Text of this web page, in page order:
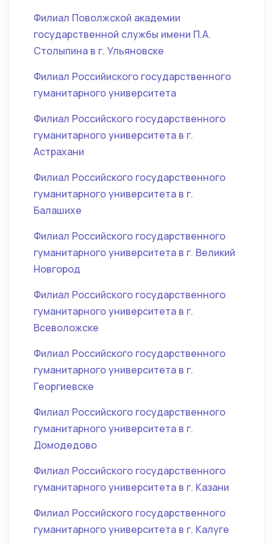
Филиал Поволжской академии
государственной службы имени П.А.
Столыпина в г. Ульяновске
Филиал Российиского государственного
гуманитарного университета
Филиал Российского государственного
гуманитарного университета в г.
Астрахани
Филиал Российского государственного
гуманитарного университета в г.
Балашихе
Филиал Российского государственного
гуманитарного университета в г. Великий
Новгород
Филиал Российского государственного
гуманитарного университета в г.
Всеволожске
Филиал Российского государственного
гуманитарного университета в г.
Георгиевске
Филиал Российского государственного
гуманитарного университета в г.
Домодедово
Филиал Российского государственного
гуманитарного университета в г. Казани
Филиал Российского государственного
гуманитарного университета в г. Калуге